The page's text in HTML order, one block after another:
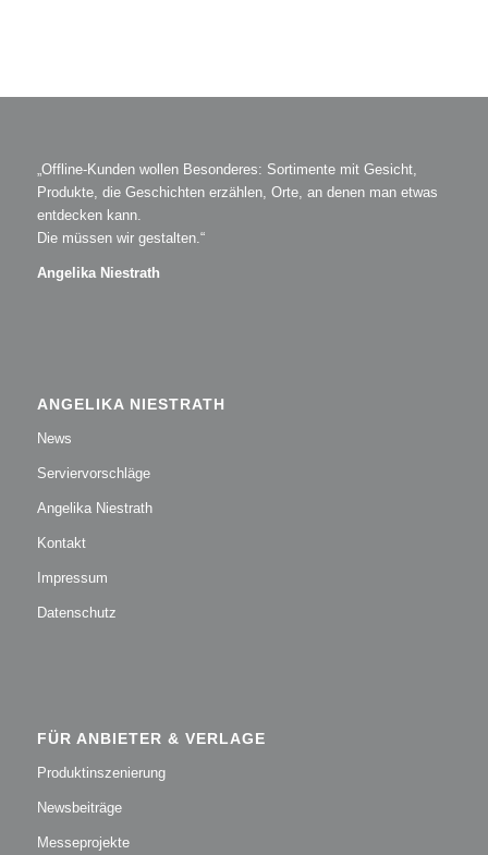
„Offline-Kunden wollen Besonderes: Sortimente mit Gesicht,
Produkte, die Geschichten erzählen, Orte, an denen man etwas
entdecken kann.
Die müssen wir gestalten.“
Angelika Niestrath
ANGELIKA NIESTRATH
News
Serviervorschläge
Angelika Niestrath
Kontakt
Impressum
Datenschutz
FÜR ANBIETER & VERLAGE
Produktinszenierung
Newsbeiträge
Messeprojekte